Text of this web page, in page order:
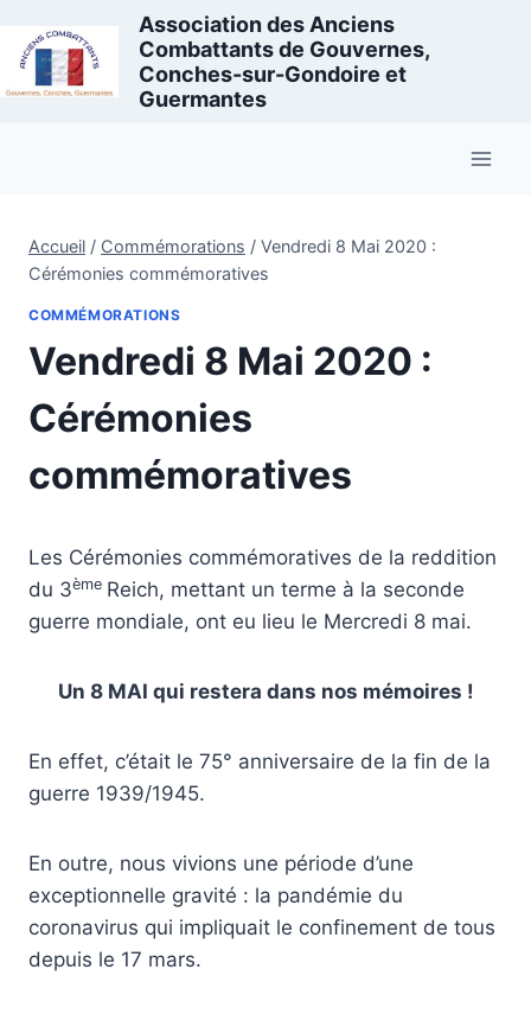
contenu
Association des Anciens
Combattants de Gouvernes,
Conches-sur-Gondoire et
Guermantes
Accueil / Commémorations / Vendredi 8 Mai 2020 :
Cérémonies commémoratives
COMMÉMORATIONS
Vendredi 8 Mai 2020 :
Cérémonies
commémoratives
Les Cérémonies commémoratives de la reddition
du 3ème Reich, mettant un terme à la seconde
guerre mondiale, ont eu lieu le Mercredi 8 mai.
Un 8 MAI qui restera dans nos mémoires !
En effet, c’était le 75° anniversaire de la fin de la
guerre 1939/1945.
En outre, nous vivions une période d’une
exceptionnelle gravité : la pandémie du
coronavirus qui impliquait le confinement de tous
depuis le 17 mars.